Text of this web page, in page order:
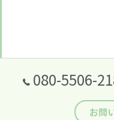
080-5506-
お問